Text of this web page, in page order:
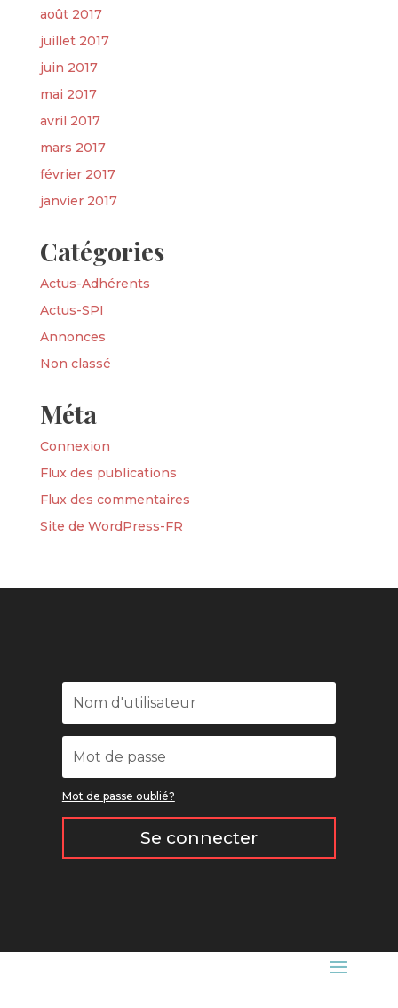
août 2017
juillet 2017
juin 2017
mai 2017
avril 2017
mars 2017
février 2017
janvier 2017
Catégories
Actus-Adhérents
Actus-SPI
Annonces
Non classé
Méta
Connexion
Flux des publications
Flux des commentaires
Site de WordPress-FR
Mot de passe oublié?
Se connecter